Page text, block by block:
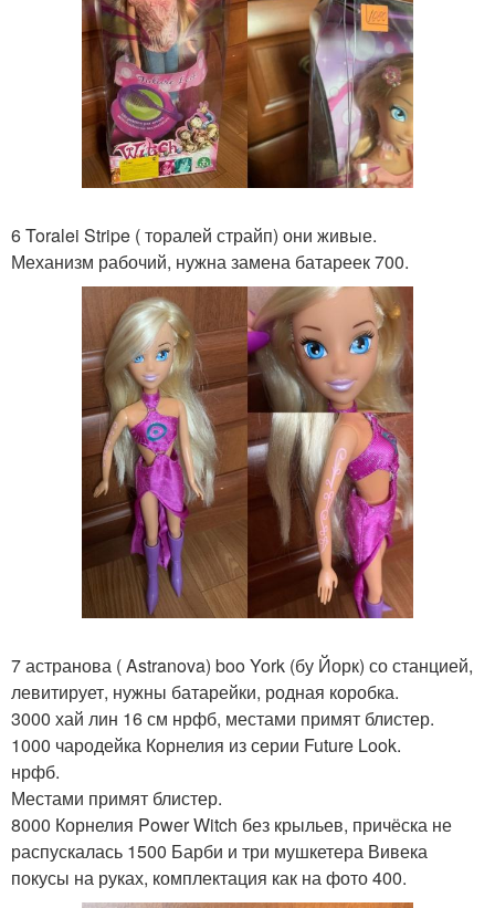
6 Toralei Stripe ( торалей страйп) они живые.
Механизм рабочий, нужна замена батареек 700.
7 астранова ( Astranova) boo York (бу Йорк) со станцией,
левитирует, нужны батарейки, родная коробка.
3000 хай лин 16 см нрфб, местами примят блистер.
1000 чародейка Корнелия из серии Future Look.
нрфб.
Местами примят блистер.
8000 Корнелия Power Witch без крыльев, причёска не
распускалась 1500 Барби и три мушкетера Вивека
покусы на руках, комплектация как на фото 400.